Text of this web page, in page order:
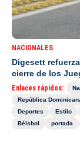
NACIONALES
Digesett
cierre de los
Enlaces rápidos:
República
Deportes
Estilo
Béisbol
portada